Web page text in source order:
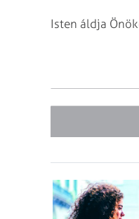
Isten áldja